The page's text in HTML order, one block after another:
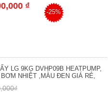
₫
-25%
LG 9KG DVHP09B HEATPUMP,
NHIỆT ,MÀU ĐEN GIÁ RẺ,